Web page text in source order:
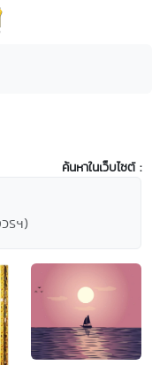
ค้นหาในเว็บไซต์ :
รฯ)